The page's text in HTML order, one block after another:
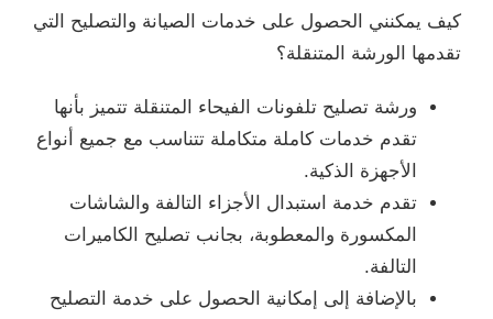
كيف يمكنني الحصول على خدمات الصيانة والتصليح التي
تقدمها الورشة المتنقلة؟
ورشة تصليح تلفونات الفيحاء المتنقلة تتميز بأنها
تقدم خدمات كاملة متكاملة تتناسب مع جميع أنواع
الأجهزة الذكية.
تقدم خدمة استبدال الأجزاء التالفة والشاشات
المكسورة والمعطوبة، بجانب تصليح الكاميرات
التالفة.
بالإضافة إلى إمكانية الحصول على خدمة التصليح